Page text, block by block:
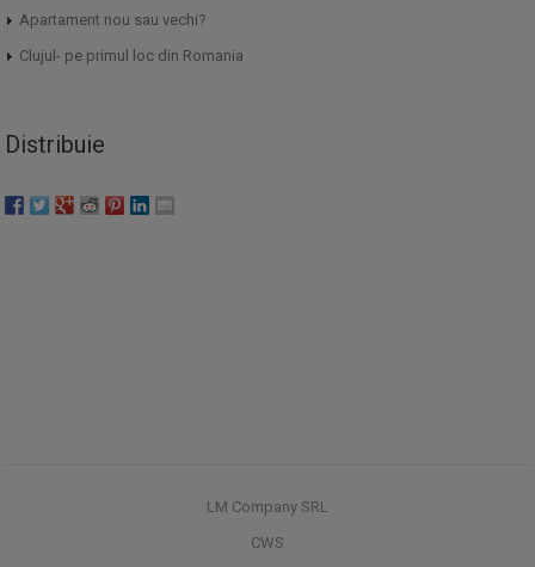
Apartament nou sau vechi?
Clujul- pe primul loc din Romania
Distribuie
LM Company SRL
CWS